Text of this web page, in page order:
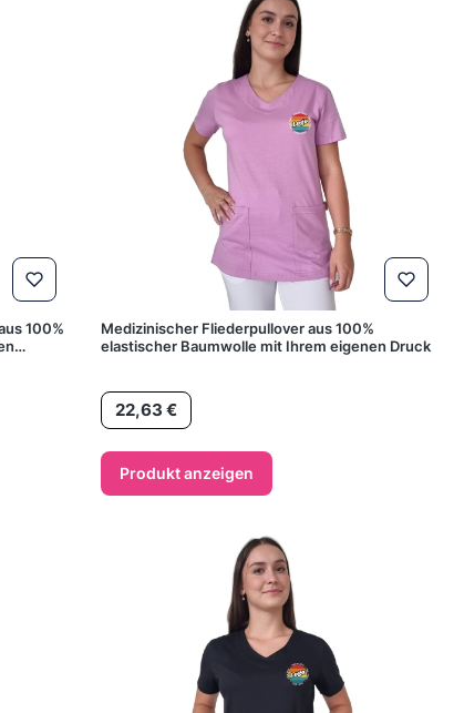
100%
Medizinischer Fliederpullover aus 100%
elastischer Baumwolle mit Ihrem eigenen Druck
Preis22,63 €
Produkt anzeigen